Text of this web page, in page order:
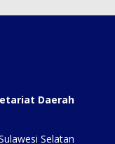
Daerah
Selatan